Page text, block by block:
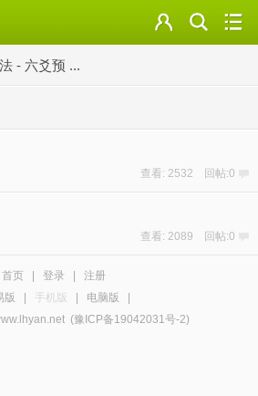
- 六爻预 ...
查看: 2532 回帖:0
查看: 2089 回帖:0
首页 登录
注册
版
手机版 电脑版
(豫ICP备19042031号-2)